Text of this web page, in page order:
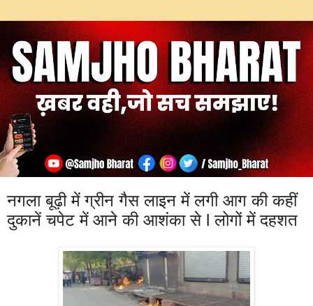
नगला बूढ़ी में ग्रीन गैस लाइन में लगी आग की कहीं
दुकानें चपेट में आने की आशंका से l लोगों में दहशत